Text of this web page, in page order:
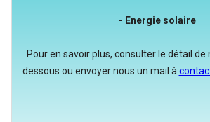
- Energie solaire
Pour en savoir plus, consulter le détail
dessous ou envoyer nous un mail à